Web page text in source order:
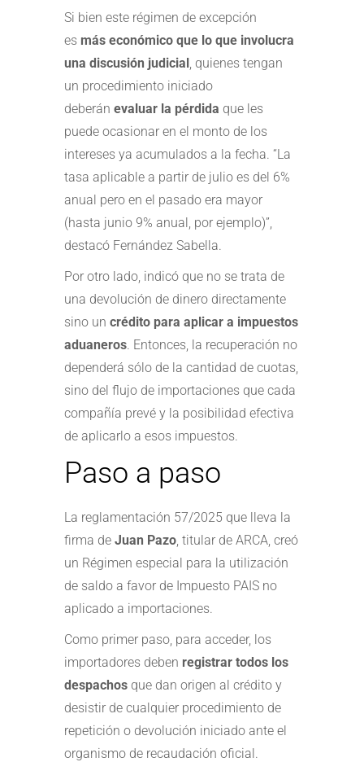
Si bien este régimen de excepción
es más económico que lo que involucra
una discusión judicial , quienes tengan
un procedimiento iniciado
deberán evaluar la pérdida que les
puede ocasionar en el monto de los
intereses ya acumulados a la fecha. “La
tasa aplicable a partir de julio es del 6%
anual pero en el pasado era mayor
(hasta junio 9% anual, por ejemplo)”,
destacó Fernández Sabella.
Por otro lado, indicó que no se trata de
una devolución de dinero directamente
sino un crédito para aplicar a impuestos
aduaneros. Entonces, la recuperación no
dependerá sólo de la cantidad de cuotas,
sino del flujo de importaciones que cada
compañía prevé y la posibilidad efectiva
de aplicarlo a esos impuestos.
Paso a paso
La reglamentación 57/2025 que lleva la
firma de Juan Pazo , titular de ARCA, creó
un Régimen especial para la utilización
de saldo a favor de Impuesto PAIS no
aplicado a importaciones.
Como primer paso, para acceder, los
importadores deben registrar todos los
despachos que dan origen al crédito y
desistir de cualquier procedimiento de
repetición o devolución iniciado ante el
organismo de recaudación oficial.